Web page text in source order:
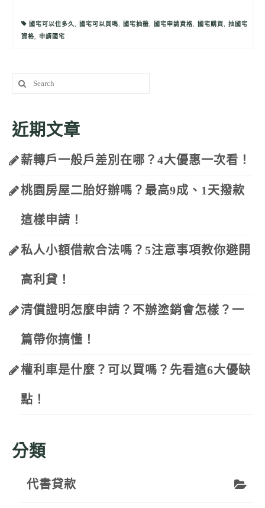
國宅可以住多久, 國宅可以買嗎, 國宅抽籤, 國宅申請資格, 國宅購買, 抽國宅
資格, 申請國宅
Search
for:
近期文章
薪轉戶一般戶差別在哪？4大優惠一次看！
桃園房屋二胎好辦嗎？最高9成、1天撥款
這樣申請！
私人小額借款合法嗎？5注意事項教你避開
高利貸！
清償證明怎麼申請？不辦塗銷會怎樣？一
篇帶你搞懂！
權利車是什麼？可以買嗎？先看這6大優缺
點！
分類
代書貸款